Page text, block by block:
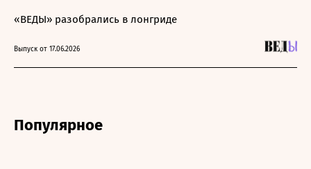
«ВЕДЫ» разобрались в лонгриде
Выпуск от 17.06.2026
Популярное